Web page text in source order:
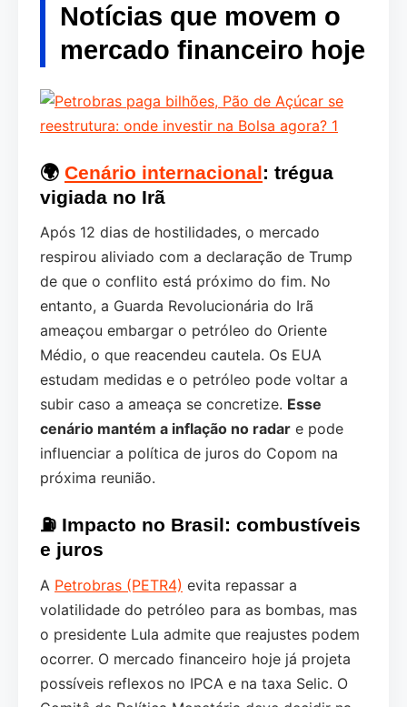
Notícias que movem o
mercado financeiro hoje
🌍 Cenário internacional: trégua
vigiada no Irã
Após 12 dias de hostilidades, o mercado
respirou aliviado com a declaração de Trump
de que o conflito está próximo do fim. No
entanto, a Guarda Revolucionária do Irã
ameaçou embargar o petróleo do Oriente
Médio, o que reacendeu cautela. Os EUA
estudam medidas e o petróleo pode voltar a
subir caso a ameaça se concretize. Esse
cenário mantém a inflação no radar e pode
influenciar a política de juros do Copom na
próxima reunião.
⛽ Impacto no Brasil: combustíveis
e juros
A Petrobras (PETR4) evita repassar a
volatilidade do petróleo para as bombas, mas
o presidente Lula admite que reajustes podem
ocorrer. O mercado financeiro hoje já projeta
possíveis reflexos no IPCA e na taxa Selic. O